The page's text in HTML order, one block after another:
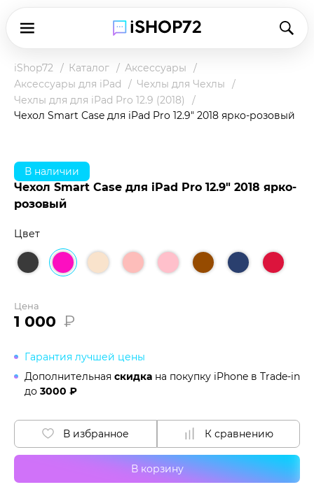
iShop72 Каталог
Аксессуары
Аксессуары для iPad
Чехлы для Чехлы
Чехлы для для iPad Pro 12.9 (2018)
Чехол Smart Case для iPad Pro 12.9" 2018 ярко-розовый
В наличии
Чехол Smart Case для iPad Pro 12.9" 2018 ярко-
розовый
Цвет
Цена
1 000 ₽
Гарантия лучшей цены
Дополнительная скидка на покупку iPhone в Trade-in
до 3000 ₽
В корзину
В избранное К сравнению